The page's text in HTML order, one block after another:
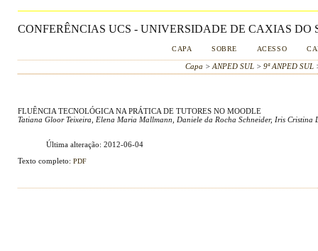
CONFERÊNCIAS UCS - UNIVERSIDADE DE CAXIAS DO
CAPA SOBRE ACESSO
Capa > ANPED SUL > 9ª ANPED SUL
FLUÊNCIA TECNOLÓGICA NA PRÁTICA DE TUTORES NO MOODLE
Tatiana Gloor Teixeira, Elena Maria Mallmann, Daniele da Rocha Schneider, Iris Cristina
Última alteração: 2012-06-04
Texto completo: PDF